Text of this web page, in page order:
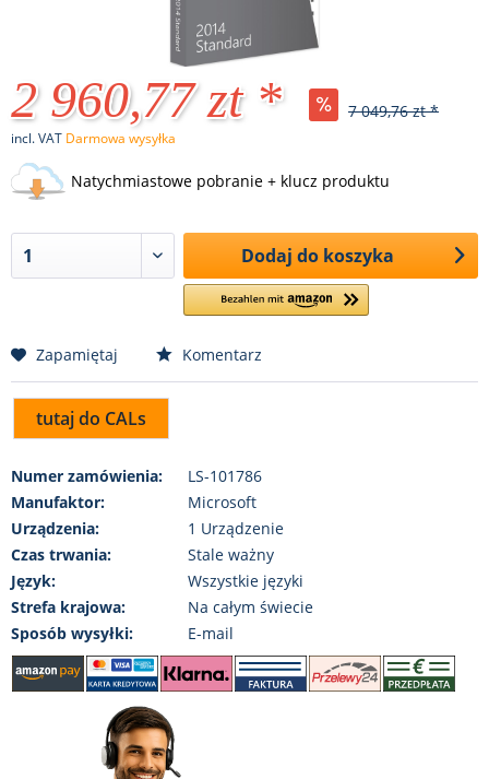
2 960,77 zt * 7 049,76 zt *
incl. VAT Darmowa wysyłka
Natychmiastowe pobranie + klucz produktu
Dodaj do koszyka
Zapamiętaj Komentarz
tutaj do CALs
Numer zamówienia:
LS-101786
Manufaktor:
Microsoft
Urządzenia:
1 Urządzenie
Czas trwania:
Stale ważny
Język:
Wszystkie języki
Strefa krajowa:
Na całym świecie
Sposób wysyłki:
E-mail